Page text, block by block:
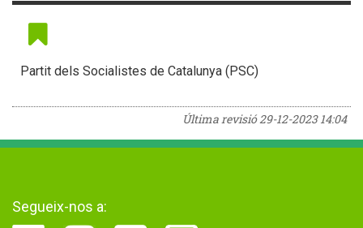
Partit dels Socialistes de Catalunya (PSC)
Última revisió29-12-2023 14:04
Segueix-nos a: